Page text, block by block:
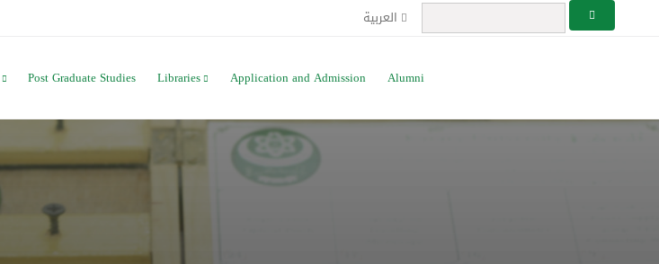
العربية
Post Graduate Studies Libraries Application and Admission Alumni